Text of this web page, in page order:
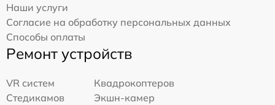
Наши услуги
Согласие на обработку персональных данных
Способы оплаты
Ремонт устройств
VR систем
Квадрокоптеров
Стедикамов
Экшн-камер